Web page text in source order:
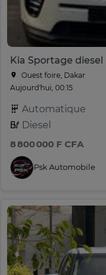
Kia Sportage diesel
Ouest foire, Dakar
Aujourd'hui, 00:15
Automatique
Diesel
8 800 000 F CFA
Psk Automobile